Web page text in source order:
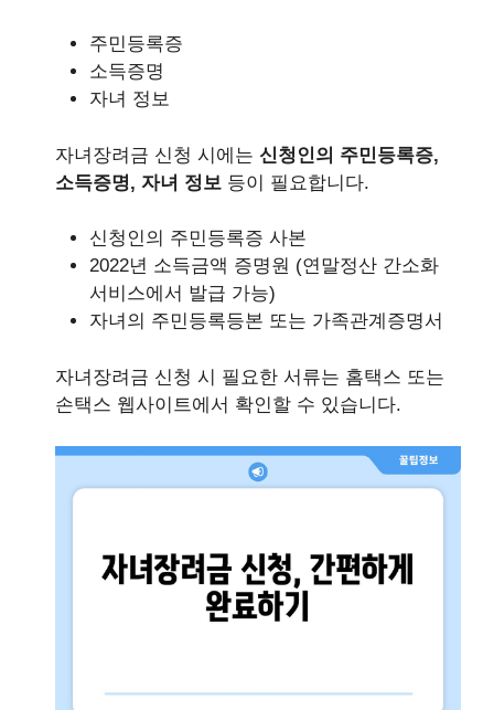
주민등록증
소득증명
자녀 정보
자녀장려금 신청 시에는 신청인의 주민등록증,
소득증명, 자녀 정보 등이 필요합니다.
신청인의 주민등록증 사본
2022년 소득금액 증명원 (연말정산 간소화
서비스에서 발급 가능)
자녀의 주민등록등본 또는 가족관계증명서
자녀장려금 신청 시 필요한 서류는 홈택스 또는
손택스 웹사이트에서 확인할 수 있습니다.